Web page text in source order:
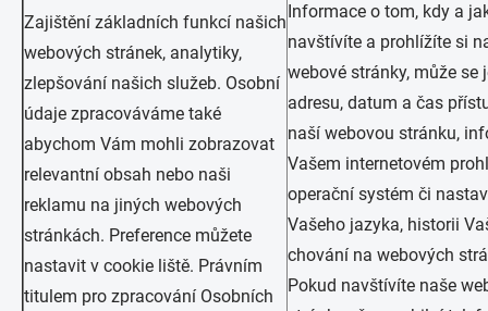
Zajištění základních funkcí našich
webových stránek, analytiky,
zlepšování našich služeb. Osobní
údaje zpracováváme také
abychom Vám mohli zobrazovat
relevantní obsah nebo naši
reklamu na jiných webových
stránkách. Preference můžete
nastavit v cookie liště. Právním
titulem pro zpracování Osobních
Informace o tom, kdy a
navštívíte a prohlížíte si
webové stránky, může se
adresu, datum a čas
naší webovou stránku,
Vašem internetovém
operační systém či
Vašeho jazyka, historii
chování na webových
Pokud navštívíte naše